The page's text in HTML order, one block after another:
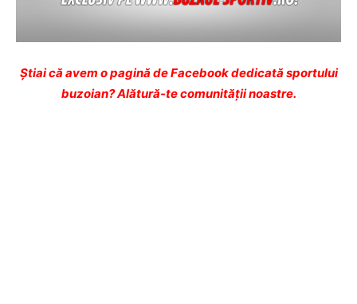
Ştiai că avem o pagină de Facebook dedicată sportului
buzoian? Alătură-te comunității noastre.